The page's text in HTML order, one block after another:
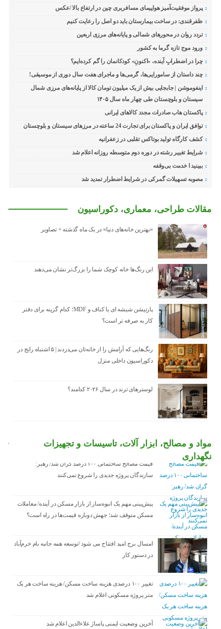
پرواز موفقیت‌آمیز هواپیمای مسافربری چین در ارتفاع بالا /عکس
ظفرقندی: در ساخت بیمارستان باید دو اصل را رعایت کنیم
تردد روان در محورهای شمالی و پایانه‌های مرزی اربعین
ورود موج تازه گرما به کشور
چرا در اضطرابِ آینده، «اکنونِ» کودکانمان را گم کرده‌ایم؟
چند داستان از سامورایی‌ها، گرمی‌ها و ماجرای هفت سال دوری از موسیقی!
اینفوموشن | جابجایی بیش از یک میلیون تومان کالا از پایانه‌های مرزی شمال
سیستان و بلوچستان طی چهار ماه سال ۱۴۰۵
پاکستان هاب صادرات مجدد کالاهای ایرانی
توافق ایران و پاکستان برای تجارت 24 ساعته در مرزهای سیستان و بلوچستان
کشف کارگاه تولید بوتاکس تقلبی در زعفرانیه
شرایط تغییر رشته در دوره دوم متوسطه روزانه اعلام شد
ببینید ا خدمت بی‌وقفه
مصوبه تسهیلات گمرکی در شرایط اضطرار تمدید شد
مقالات طراحی، معماری، دکوراسیون
«بهترین خانه‌های دنیا» در یک ماه گذشته + تصاویر
این رنگ‌ها خانه کوچک شما را بزرگ‌تر نشان می‌دهند
پارتیشن شیشه ای یا کناف و MDF؛ کدام گزینه برای دفتر
کار به صرفه تر است؟
رنگ‌هایی که آرامش را از خانه‌تان می‌دزدند | ۵ اشتباه رایج در
دکوراسیون داخلی منزل
لوسترهای ترند در سال ۲۰۲۶ کدامند؟
مواد و مصالح، ابزار آلات، تاسیسات و تجهیزات
نگهداری
قیمت مصالح ساختمانی ۱۰۰ درصد گران شد/ رهبر:
سازندگان پروژه جدیدی را شروع نمی‌کنند
پیش‌بینی مهم یک انبوه‌ساز از بازار مسکن در آینده/ معاملات
مسکن متوقف شد؛ جهش دوباره قیمت‌ها در راه است؟
امسال برج امید افتتاح می شود /توسعه همه جانبه بام خرم‌آباد
در دستور کار
تغییر ۱۰۰ درصدی هزینه ساخت مسکن/ هزینه ساخت هر یک
متر پروژه مسکونی اعلام شد
آخرین وضعیت ایمنی پاساژ علاءالدین اعلام شد